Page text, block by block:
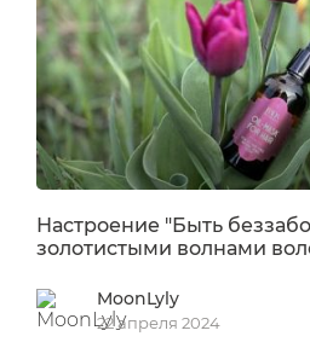
восстанавливают и
волосы; облегчают
волосам здоровый блеск.
композиция из эфирных
лемонграсса и розмарина -
эмоциональное состояние
естественное здоровье,
Настроение "Быть
золотистыми волнами
MoonLyly
22 апреля 2024